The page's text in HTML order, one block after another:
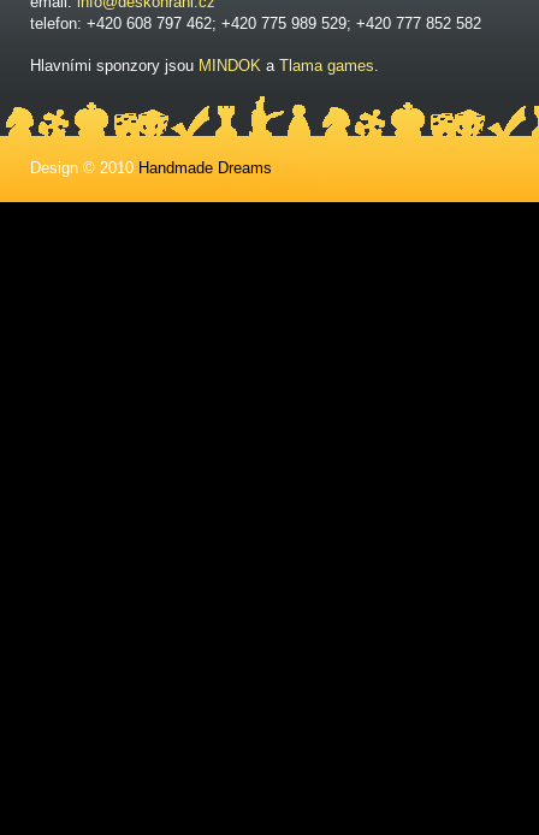
telefon: +420 608 797 462; +420 775 989 529; +420 777 852 582
Hlavními sponzory jsou MINDOK a Tlama games
Design © 2010 Handmade Dreams